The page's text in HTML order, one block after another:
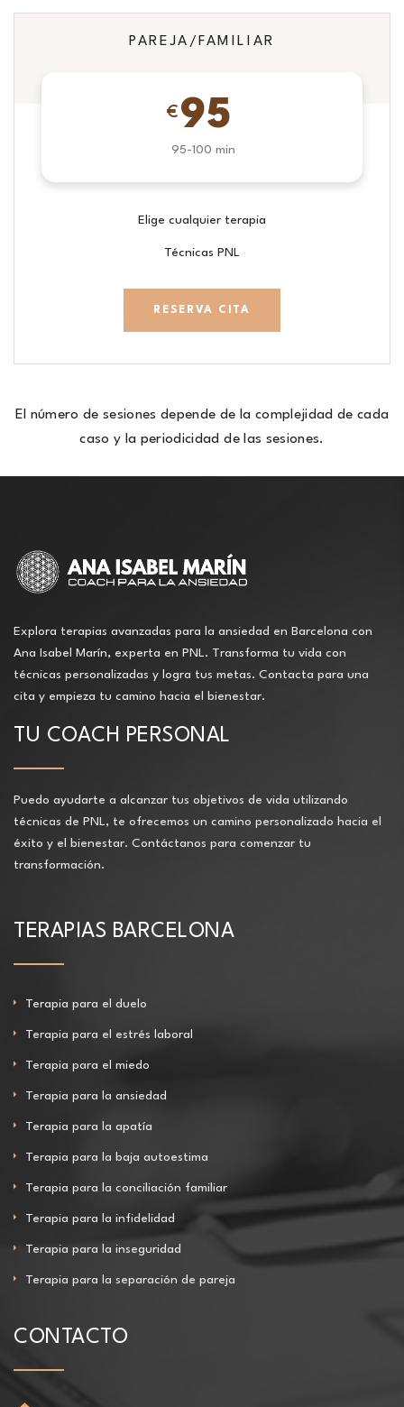
PAREJA/FAMILIAR
€ 95
95-100 min
Elige cualquier terapia
Técnicas PNL
RESERVA CITA
El número de sesiones depende de la complejidad de cada
caso y la periodicidad de las sesiones.
Explora terapias avanzadas para la ansiedad en Barcelona con
Ana Isabel Marín, experta en PNL. Transforma tu vida con
técnicas personalizadas y logra tus metas. Contacta para una
cita y empieza tu camino hacia el bienestar.
TU COACH PERSONAL
Puedo ayudarte a alcanzar tus objetivos de vida utilizando
técnicas de PNL, te ofrecemos un camino personalizado hacia el
éxito y el bienestar. Contáctanos para comenzar tu
transformación.
TERAPIAS BARCELONA
Terapia para el duelo
Terapia para el estrés laboral
Terapia para el miedo
Terapia para la ansiedad
Terapia para la apatía
Terapia para la baja autoestima
Terapia para la conciliación familiar
Terapia para la infidelidad
Terapia para la inseguridad
Terapia para la separación de pareja
CONTACTO